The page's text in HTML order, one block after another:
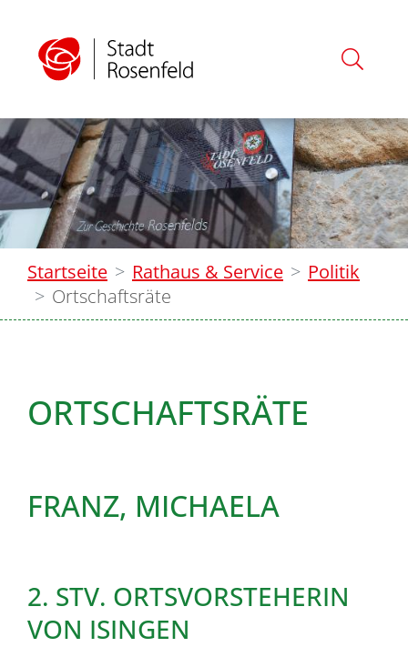
Startseite Rathaus & Service
Politik
Ortschaftsräte
ORTSCHAFTSRÄTE
FRANZ, MICHAELA
2. STV. ORTSVORSTEHERIN
VON ISINGEN